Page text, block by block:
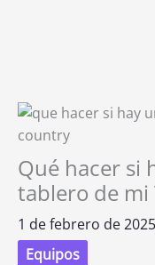
Qué hacer si
tablero de
1 de febrero de 2025
Equipos